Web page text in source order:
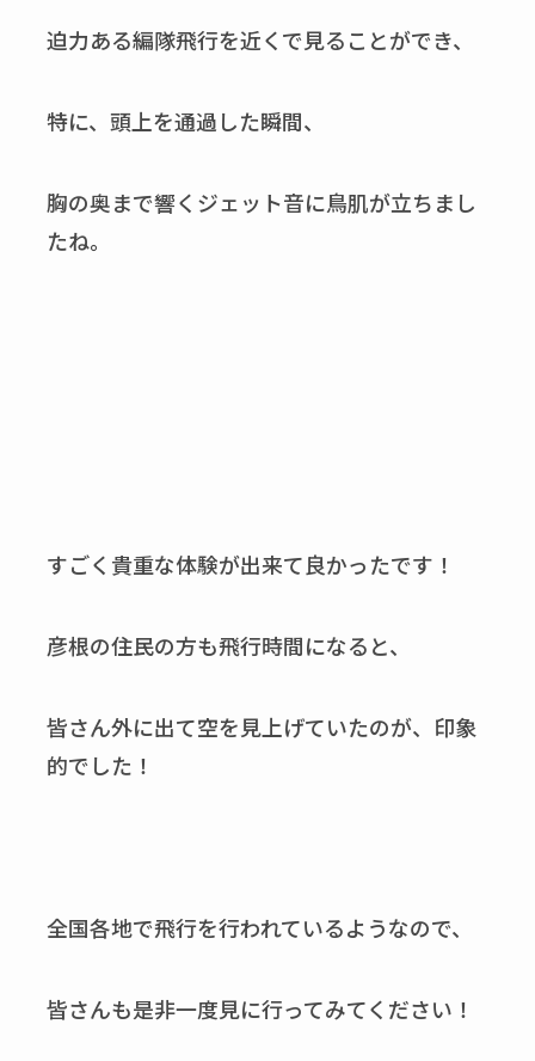
迫力ある編隊飛行を近くで見ることができ、
特に、頭上を通過した瞬間、
胸の奥まで響くジェット音に鳥肌が立ちまし
たね。
すごく貴重な体験が出来て良かったです！
彦根の住民の方も飛行時間になると、
皆さん外に出て空を見上げていたのが、印象
的でした！
全国各地で飛行を行われているようなので、
皆さんも是非一度見に行ってみてください！